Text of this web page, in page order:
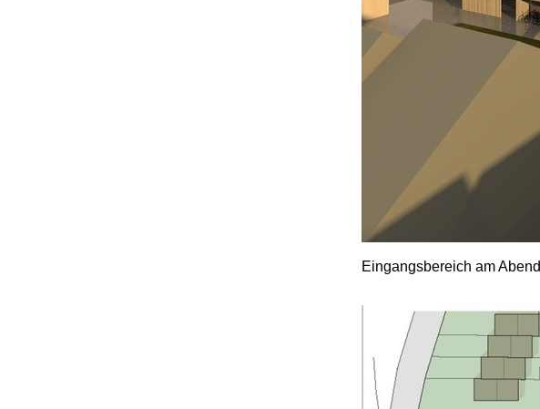
Eingangsbereich am Abend